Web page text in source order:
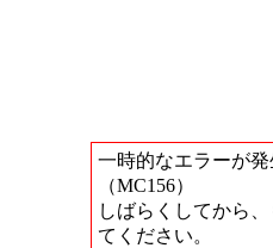
一時的なエラーが発
（MC156）
しばらくしてから
てください。